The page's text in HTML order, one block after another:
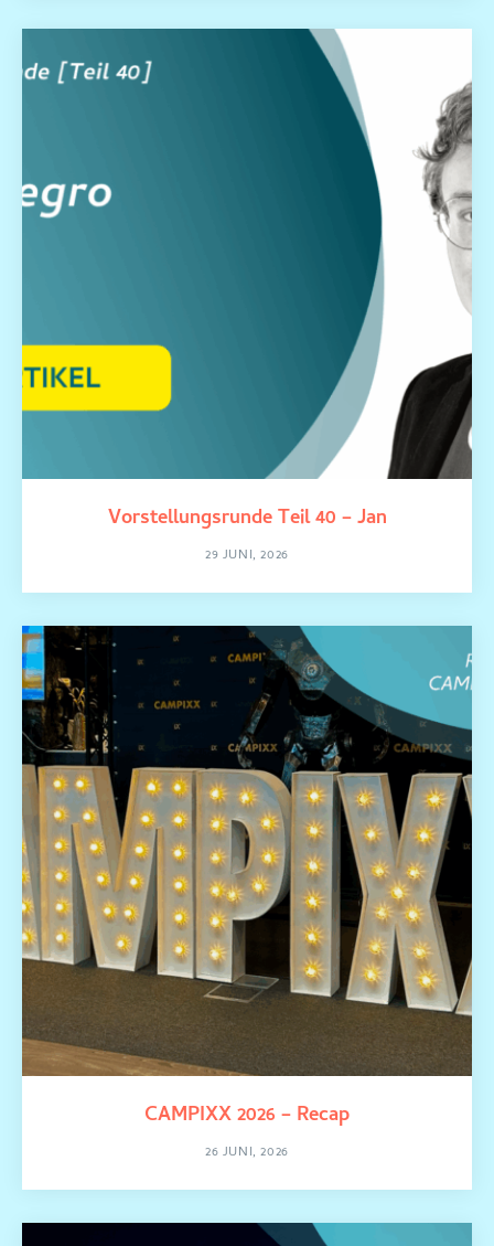
Vorstellungsrunde Teil 40 – Jan
29 JUNI, 2026
CAMPIXX 2026 – Recap
26 JUNI, 2026